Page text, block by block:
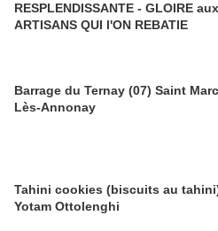
RESPLENDISSANTE - GLOIRE aux
ARTISANS QUI l'ON REBATIE
Barrage du Ternay (07) Saint
Lès-Annonay
Tahini cookies (biscuits au
Yotam Ottolenghi